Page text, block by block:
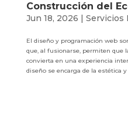
Construcción del
Jun 18, 2026 | Servicios
El diseño y programación web
que, al fusionarse, permiten que
convierta en una experiencia
diseño se encarga de la estética